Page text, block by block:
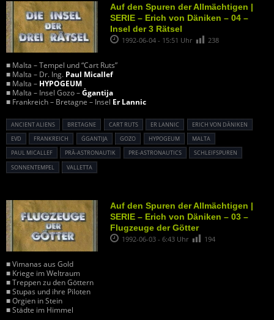
Auf den Spuren der Allmächtigen |
SERIE – Erich von Däniken – 04 –
Insel der 3 Rätsel
1992-06-04 - 15:51 Uhr 238
■ Malta – Tempel und “Cart Ruts”
■ Malta – Dr. Ing. Paul Micallef
■ Malta – HYPOGEUM
■ Malta – Insel Gozo –Ġgantija
■ Frankreich – Bretagne – Insel Er Lannic
ANCIENT ALIENS BRETAGNE CART RUTS ER LANNIC
ERICH VON DÄNIKEN
EVD
FRANKREICH ĠGANTIJA GOZO HYPOGEUM
MALTA
PAUL MICALLEF
PRÄ-ASTRONAUTIK PRE-ASTRONAUTICS
SCHLEIFSPUREN
SONNENTEMPEL
VALLETTA
Auf den Spuren der Allmächtigen |
SERIE – Erich von Däniken – 03 –
Flugzeuge der Götter
1992-06-03 - 6:43 Uhr 194
■ Vimanas aus Gold
■ Kriege im Weltraum
■ Treppen zu den Göttern
■ Stupas und ihre Piloten
■ Orgien in Stein
■ Städte im Himmel